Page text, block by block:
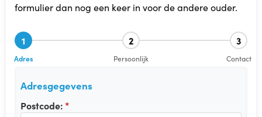
Speel & Verbind® (invest in play)
Omgaan met pubers
Praten met Pubers
formulier dan nog een keer in voor de andere ouder.
1
Adres
2
Persoonlijk
3
Contact
Adresgegevens
Postcode: